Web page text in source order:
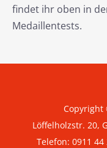
findet ihr oben in
Medaillentests.
Copyright
Löffelholzstr. 20,
Telefon: 0911 44